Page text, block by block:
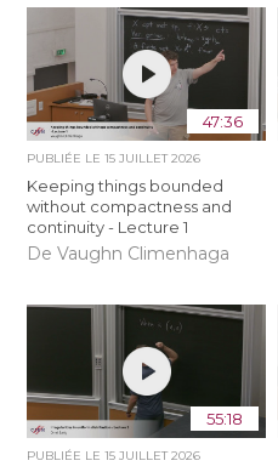
47:36
PUBLIÉE LE15 JUILLET 2026
Keeping things bounded
without compactness and
continuity - Lecture 1
De Vaughn Climenhaga
55:18
PUBLIÉE LE15 JUILLET 2026